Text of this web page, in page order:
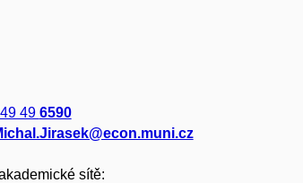
49 6590
sítě: